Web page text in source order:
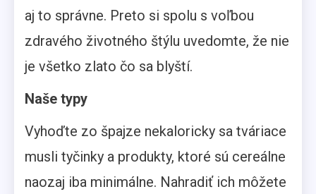
aj to správne. Preto si spolu s voľbou
zdravého životného štýlu uvedomte, že nie
je všetko zlato čo sa blyští.
Naše typy
Vyhoďte zo špajze nekaloricky sa tváriace
musli tyčinky a produkty, ktoré sú cereálne
naozaj iba minimálne. Nahradiť ich môžete